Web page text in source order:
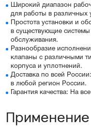
Широкий диапазон
для работы в различных
Простота установки и
в существующие
обслуживания.
Разнообразие
клапаны с различными
корпуса и уплотнений.
Доставка по всей
в любой регион России.
Гарантия качества: На
Применение